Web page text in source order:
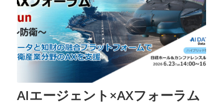
AIエージェント×AXフォーラム